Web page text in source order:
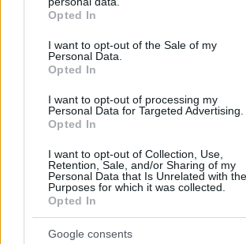
grant or deny consent to Google and its
use your data for below specified purposes
consent section.
Opted In
I want to opt-out of the Sale of my
Personal Data.
Opted In
I want to opt-out of processing my
Personal Data for Targeted Advertising.
Opted In
I want to opt-out of Collection, Use,
Retention, Sale, and/or Sharing of my
Personal Data that Is Unrelated with the
Purposes for which it was collected.
Opted In
Google consents